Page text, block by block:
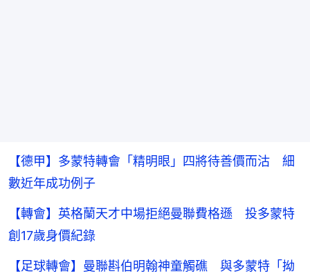
【德甲】多蒙特轉會「精明眼」四將待善價而沽 細
數近年成功例子
【轉會】英格蘭天才中場拒絕曼聯費格遜 投多蒙特
創17歲身價紀錄
【足球轉會】曼聯斟伯明翰神童觸礁 與多蒙特「拗